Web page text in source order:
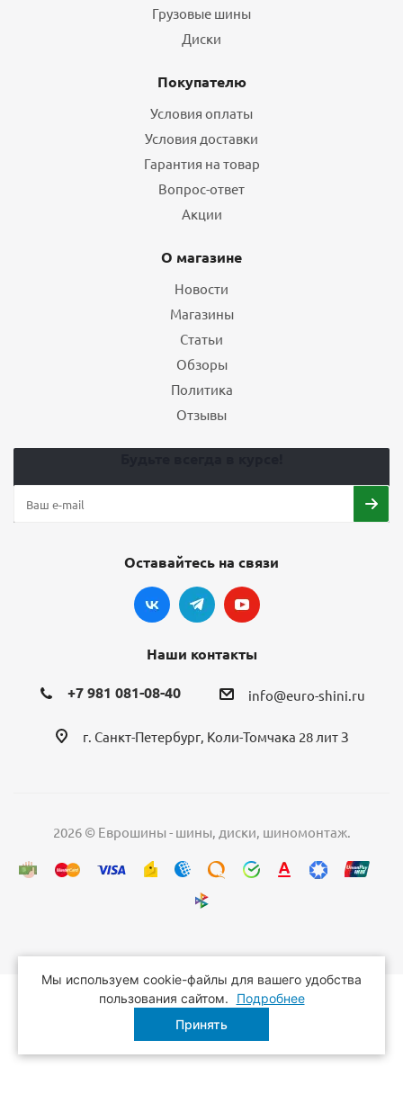
Грузовые шины
Диски
Покупателю
Условия оплаты
Условия доставки
Гарантия на товар
Вопрос-ответ
Акции
О магазине
Новости
Магазины
Статьи
Обзоры
Политика
Отзывы
Оставайтесь на связи
Наши контакты
+7 981 081-08-40 info@euro-shini.ru
г. Санкт-Петербург, Коли-Томчака 28 лит З
2026 © Еврошины - шины, диски, шиномонтаж.
Мы используем cookie-файлы для вашего удобства
пользования сайтом.
Подробнее
Принять